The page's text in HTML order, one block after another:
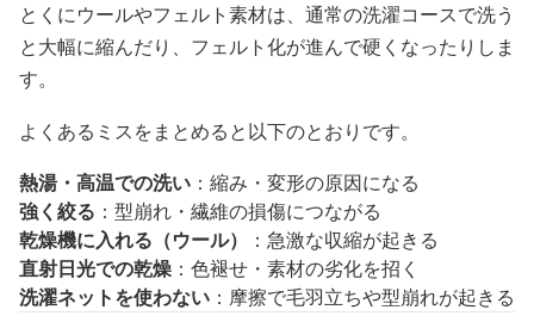
とくにウールやフェルト素材は、通常の洗濯コースで洗う
と大幅に縮んだり、フェルト化が進んで硬くなったりしま
す。
よくあるミスをまとめると以下のとおりです。
熱湯・高温での洗い ：縮み・変形の原因になる
強く絞る ：型崩れ・繊維の損傷につながる
乾燥機に入れる（ウール）
：急激な収縮が起きる
直射日光での乾燥 ：色褪せ・素材の劣化を招く
洗濯ネットを使わない ：摩擦で毛羽立ちや型崩れが起きる